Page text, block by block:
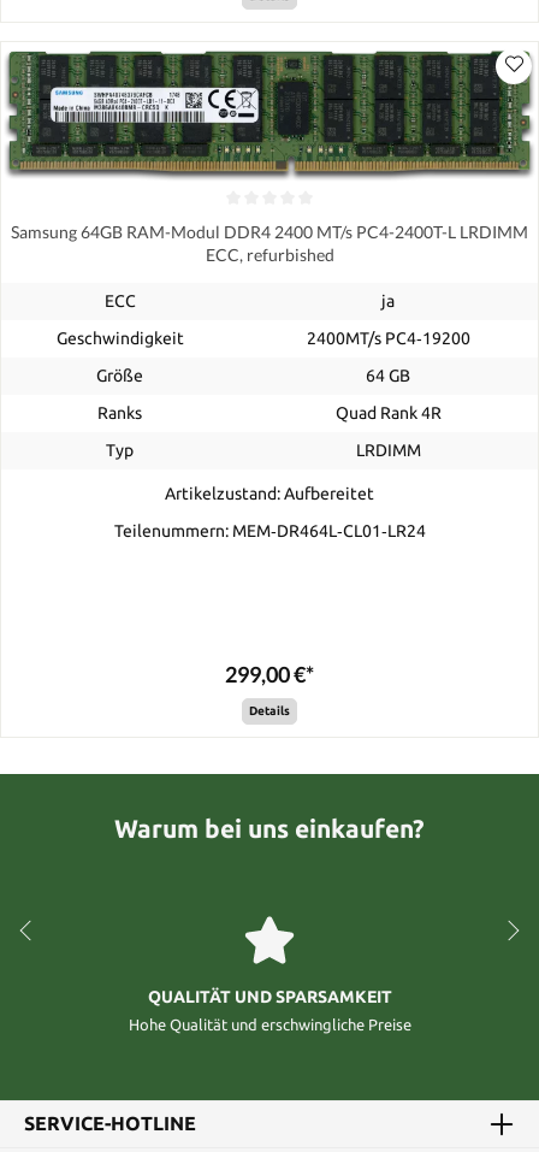
Samsung 64GB RAM-Modul DDR4 2400 MT/s PC4-2400T-L LRDIMM
ECC, refurbished
ECC
ja
Geschwindigkeit
2400MT/s PC4‑19200
Größe
64 GB
Ranks
Quad Rank 4R
Typ
LRDIMM
Artikelzustand: Aufbereitet
Teilenummern: MEM‐DR464L‐CL01‐LR24
299,00 €*
Details
Warum bei uns einkaufen?
QUALITÄT UND SPARSAMKEIT
Hohe Qualität und erschwingliche Preise
SERVICE-HOTLINE